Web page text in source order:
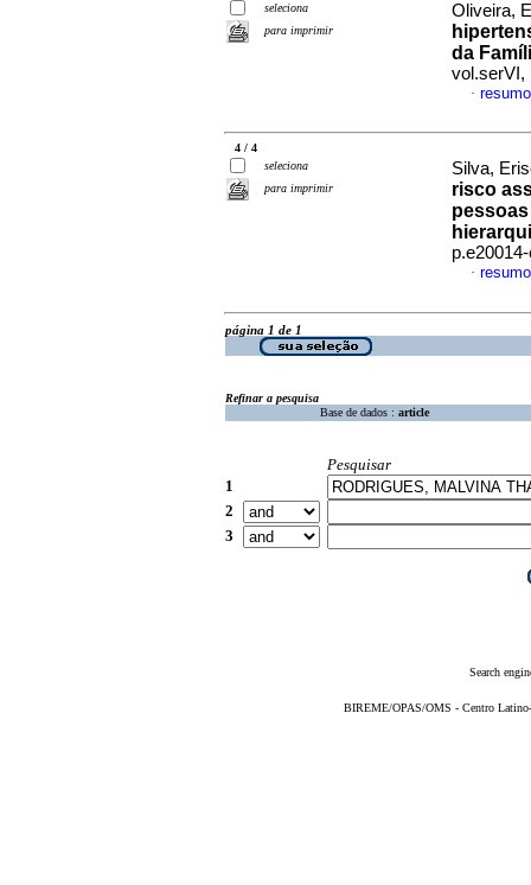
seleciona
para imprimir
Oliveira,
da
vol.serVI,
·
4 / 4
seleciona
para imprimir
Silva,
risco
·
página 1 de 1
Refinar a pesquisa
Base de dados : article
Pesquisar
1
2
3
Search
BIREME/OPAS/OMS - Centro Latino-